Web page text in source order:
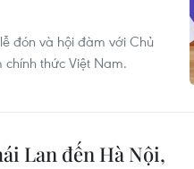
đón và hội đàm với Chủ
chính thức Việt Nam.
Lan đến Hà Nội,